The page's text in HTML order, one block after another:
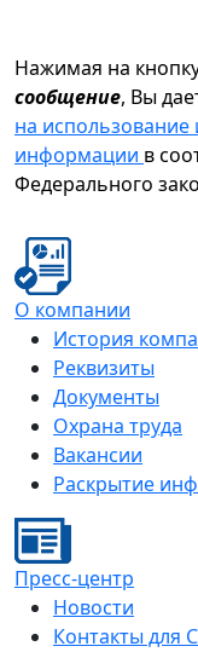
Нажимая на
сообщение, Вы
на
информации в
Федерального
О компании
История
Реквизиты
Документы
Охрана труда
Вакансии
Раскрытие
Пресс-центр
Новости
Контакты для